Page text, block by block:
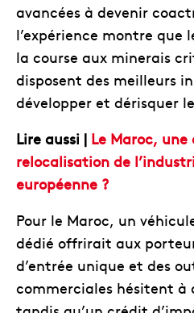
avancées à devenir
l’expérience montre que
la course aux minerais
disposent des meilleurs
développer et dérisquer
Lire aussi | Le Maroc,
relocalisation de
européenne ?
Pour le Maroc, un
dédié offrirait aux
d’entrée unique et des
commerciales hésitent à